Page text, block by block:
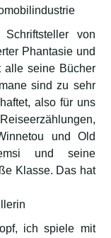
von
Phantasie und
alle seine Bücher
sind zu sehr
also für uns
und Old
und seine
Klasse. Das hat
ich spiele mit